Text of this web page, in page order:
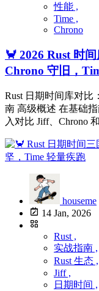
性能 ,
Time ,
Chrono
🦀 2026 Rust 时
Chrono 守旧，
Rust 日期时间库对比
南 高级概述 在基础
入对比 Jiff、Chrono
houseme
14 Jan, 2026
Rust ,
实战指南 ,
Rust 生态 ,
Jiff ,
日期时间 ,